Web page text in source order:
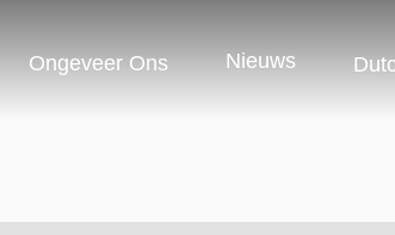
Ongeveer Ons Nieuws